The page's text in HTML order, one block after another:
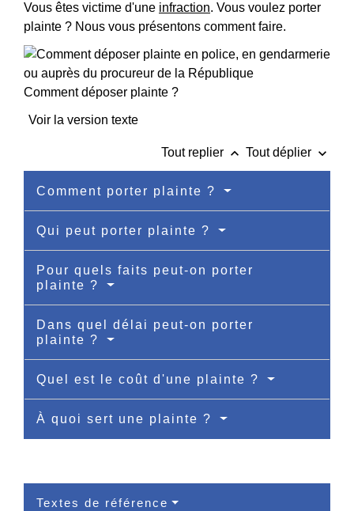
Vous êtes victime d'une infraction. Vous voulez porter
plainte ? Nous vous présentons comment faire.
Comment déposer plainte ?
Voir la version texte
Tout replier keyboard_arrow_up Tout déplier keyboard_arrow_down
Comment porter plainte ?
Qui peut porter plainte ?
Pour quels faits peut-on porter
plainte ?
Dans quel délai peut-on porter
plainte ?
Quel est le coût d'une plainte ?
À quoi sert une plainte ?
Textes de référence